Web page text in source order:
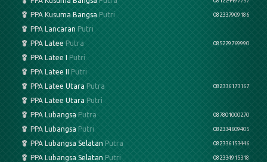
PPA Kusuma Bangsa Putri 082337909186
PPA Lancaran Putri
PPA Latee Putra 085229769990
PPA Latee I Putri
PPA Latee II Putri
PPA Latee Utara Putra 082336173167
PPA Latee Utara Putri
PPA Lubangsa Putra 087801000270
PPA Lubangsa Putri 082334609405
PPA Lubangsa SelatanPutra 082336153446
PPA Lubangsa Selatan Putri 082334915318